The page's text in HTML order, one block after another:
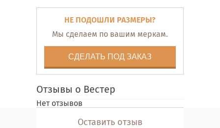
НЕ ПОДОШЛИ РАЗМЕРЫ?
Мы сделаем по вашим меркам.
СДЕЛАТЬ ПОД ЗАКАЗ
Отзывы о Вестер
Нет отзывов
Оставить отзыв